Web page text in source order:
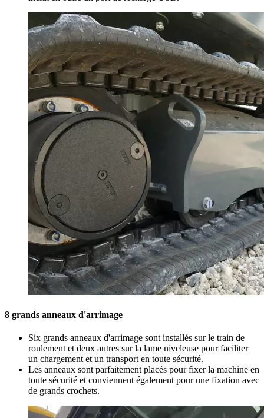
8 grands anneaux d'arrimage
Six grands anneaux d'arrimage sont installés sur le train de
roulement et deux autres sur la lame niveleuse pour faciliter
un chargement et un transport en toute sécurité.
Les anneaux sont parfaitement placés pour fixer la machine en
toute sécurité et conviennent également pour une fixation avec
de grands crochets.